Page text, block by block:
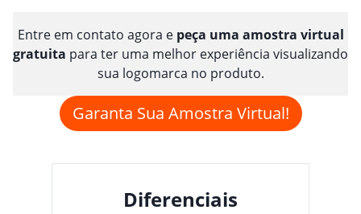
Entre em contato agora e peça uma amostra virtual
gratuita para ter uma melhor experiência visualizando
sua logomarca no produto.
Garanta Sua Amostra Virtual!
Diferenciais